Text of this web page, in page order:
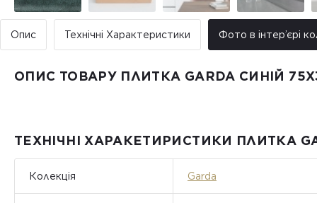
Опис Технічні Характеристики Фото в інтер’єрі
ОПИС ТОВАРУ ПЛИТКА GARDA СИНІЙ
ТЕХНІЧНІ ХАРАКЕТИРИСТИКИ ПЛИТКА
Колекція Garda